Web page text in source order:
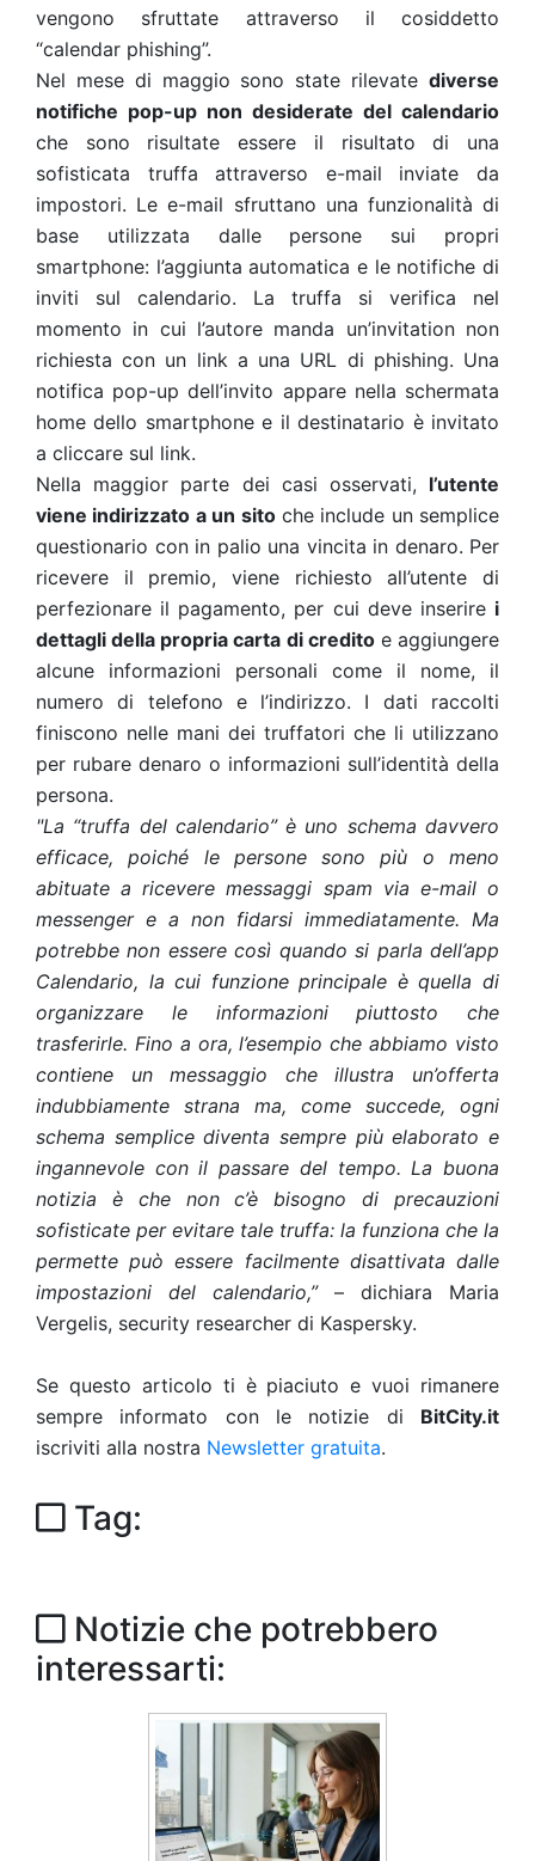
vengono sfruttate attraverso il cosiddetto
“calendar phishing”.
Nel mese di maggio sono state rilevate diverse
notifiche pop-up non desiderate del calendario
che sono risultate essere il risultato di una
sofisticata truffa attraverso e-mail inviate da
impostori. Le e-mail sfruttano una funzionalità di
base utilizzata dalle persone sui propri
smartphone: l’aggiunta automatica e le notifiche di
inviti sul calendario. La truffa si verifica nel
momento in cui l’autore manda un’invitation non
richiesta con un link a una URL di phishing. Una
notifica pop-up dell’invito appare nella schermata
home dello smartphone e il destinatario è invitato
a cliccare sul link.
Nella maggior parte dei casi osservati, l’utente
viene indirizzato a un sitoche include un semplice
questionario con in palio una vincita in denaro. Per
ricevere il premio, viene richiesto all’utente di
perfezionare il pagamento, per cui deve inserire i
dettagli della propria carta di creditoe aggiungere
alcune informazioni personali come il nome, il
numero di telefono e l’indirizzo. I dati raccolti
finiscono nelle mani dei truffatori che li utilizzano
per rubare denaro o informazioni sull’identità della
persona.
"La “truffa del calendario” è uno schema davvero
efficace, poiché le persone sono più o meno
abituate a ricevere messaggi spam via e-mail o
messenger e a non fidarsi immediatamente. Ma
potrebbe non essere così quando si parla dell’app
Calendario, la cui funzione principale è quella di
organizzare le informazioni piuttosto che
trasferirle. Fino a ora, l’esempio che abbiamo visto
contiene un messaggio che illustra un’offerta
indubbiamente strana ma, come succede, ogni
schema semplice diventa sempre più elaborato e
ingannevole con il passare del tempo. La buona
notizia è che non c’è bisogno di precauzioni
sofisticate per evitare tale truffa: la funziona che la
permette può essere facilmente disattivata dalle
impostazioni del calendario,”– dichiara Maria
Vergelis, security researcher di Kaspersky.
Se questo articolo ti è piaciuto e vuoi rimanere
sempre informato con le notizie di BitCity.it
iscriviti alla nostra Newsletter gratuita.
Tag:
Notizie che potrebbero
interessarti: